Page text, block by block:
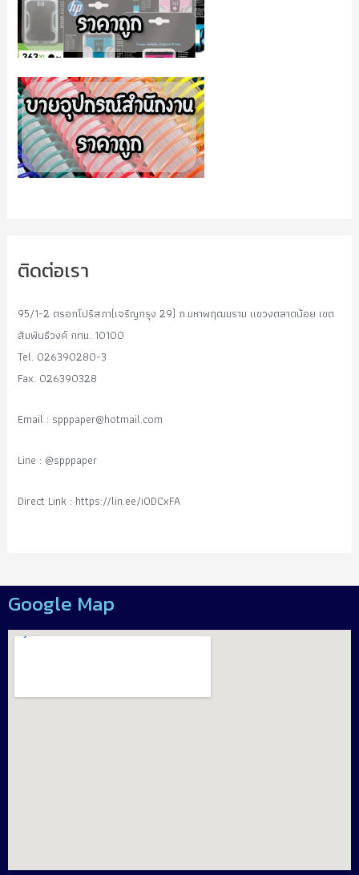
ติดต่อเรา
95/1-2 ตรอกโปริสภา(เจริญกรุง 29) ถ.มหาพฤฒมราม แขวงตลาดน้อย เขต
สัมพันธืวงค์ กทม. 10100
Tel. 026390280-3
Fax. 026390328
Email : spppaper@hotmail.com
Line : @spppaper
Direct Link : https://lin.ee/i0DCxFA
Google Map